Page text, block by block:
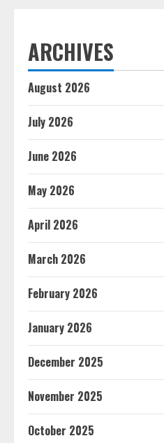
ARCHIVES
August 2026
July 2026
June 2026
May 2026
April 2026
March 2026
February 2026
January 2026
December 2025
November 2025
October 2025